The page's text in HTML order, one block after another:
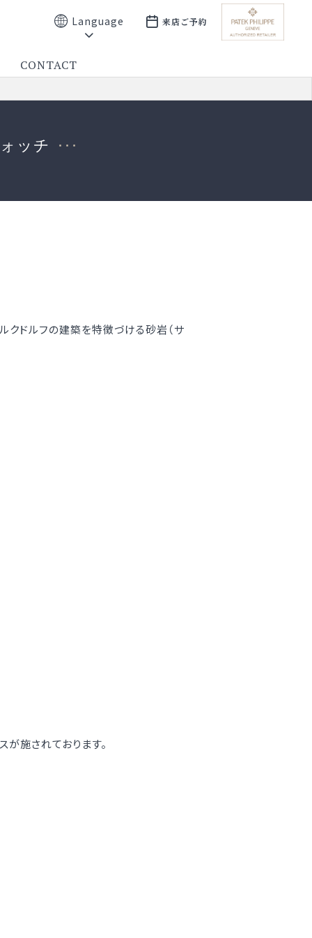
CONTACT
Language 来店ご予約
ッチ
クドルフの建築を特徴づける砂岩（サ
が施されております。